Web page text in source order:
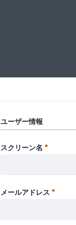
ユーザー情報
スクリーン名 必須
メールアドレス 必須